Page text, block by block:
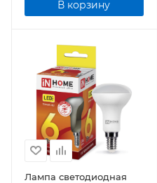
В корзину
Лампа светодиодная